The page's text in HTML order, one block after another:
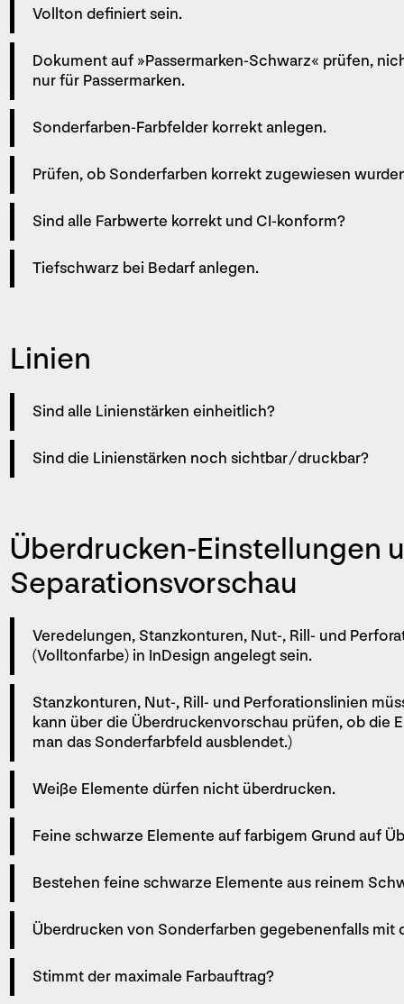
Vollton definiert sein.
Dokument auf »Passermarken-Schwarz« prüfen,
nur für Passermarken.
Sonderfarben-Farbfelder korrekt anlegen.
Prüfen, ob Sonderfarben korrekt zugewiesen
Sind alle Farbwerte korrekt und CI-konform?
Tiefschwarz bei Bedarf anlegen.
Linien
Sind alle Linienstärken einheitlich?
Sind die Linienstärken noch sichtbar / druckbar?
Überdrucken-Einstellungen
Separationsvorschau
Veredelungen, Stanzkonturen, Nut-, Rill- und
(Volltonfarbe) in InDesign angelegt sein.
Stanzkonturen, Nut-, Rill- und Perforations­linien
kann über die Überdruckenvorschau ­prüfen, ob die
man das Sonderfarbfeld ausblendet.)
Weiße Elemente dürfen nicht überdrucken.
Feine schwarze Elemente auf farbigem Grund auf
Bestehen feine schwarze Elemente aus reinem
Überdrucken von Sonderfarben gegebenenfalls mit
Stimmt der maximale Farbauftrag?